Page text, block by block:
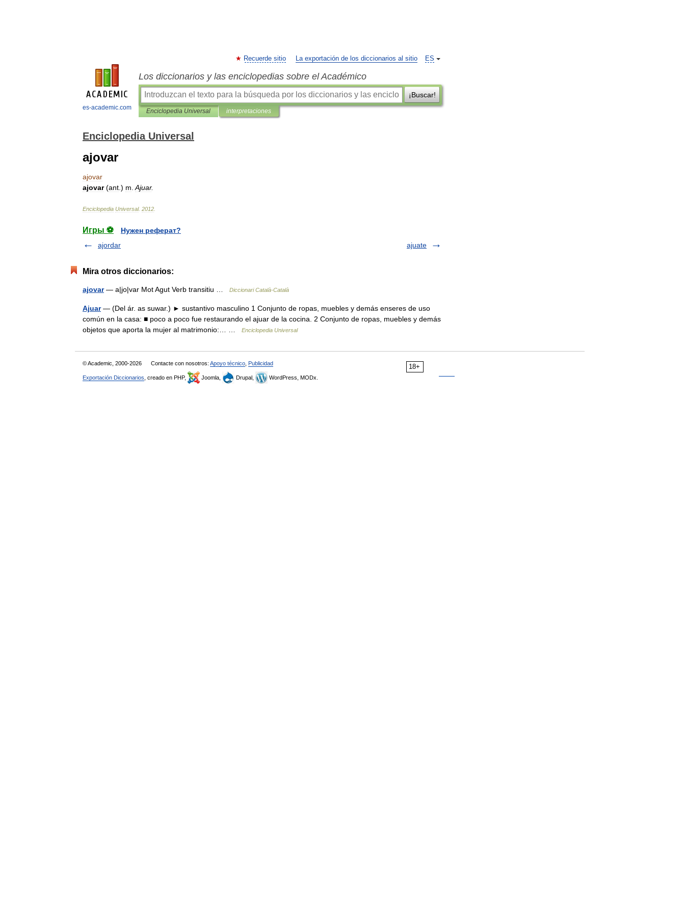
es-academic.com
ES
Recuerde sitio La exportación de los diccionarios al sitio
Los diccionarios y las enciclopedias sobre el Académico
¡Buscar!
Enciclopedia Universal interpretaciones
Enciclopedia Universal
ajovar
ajovar
ajovar (ant .) m Ajuar.
Enciclopedia Universal. 2012
Игры ⚽
Нужен реферат?
ajordar
ajuate
Mira otros diccionarios:
ajovar— a|jo|var Mot Agut Verb transitiu … Diccionari Català-Català
Ajuar— (Del ár. as suwar.) ► sustantivo masculino 1 Conjunto de ropas, muebles y demás enseres de uso
común en la casa: ■ poco a poco fue restaurando el ajuar de la cocina. 2 Conjunto de ropas, muebles y demás
objetos que aporta la mujer al matrimonio:… …
Enciclopedia Universal
18+
© Academic, 2000-2026 Contacte con nosotros: Apoyo técnico Publicidad
Exportación Diccionarios , creado en PHP, Joomla, Drupal, WordPress, MODx.